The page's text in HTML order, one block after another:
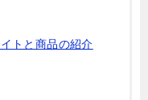
トと商品の紹介